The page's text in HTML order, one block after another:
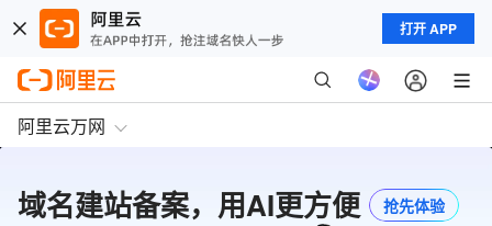
打开 APP
阿里云万网
域名建站备案，用AI更方便 抢先体验